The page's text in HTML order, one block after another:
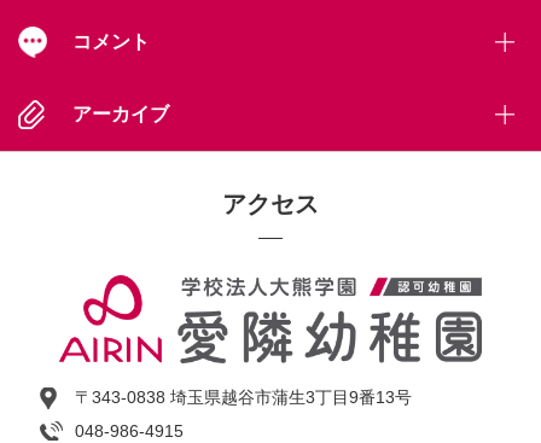
コメント
アーカイブ
アクセス
〒343-0838 埼玉県越谷市蒲生3丁目9番13号
048-986-4915